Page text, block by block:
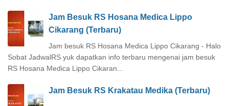
Jam Besuk RS Hosana Medica Lippo
Cikarang (Terbaru)
Jam besuk RS Hosana Medica Lippo Cikarang - Halo
Sobat JadwalRS yuk dapatkan info terbaru mengenai jam besuk
RS Hosana Medica Lippo Cikaran...
Jam Besuk RS Krakatau Medika (Terbaru)